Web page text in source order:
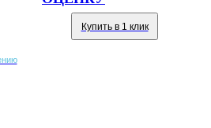
Купить в 1 клик